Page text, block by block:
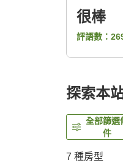
很棒
評語數：
探索本
全部篩選
件
7 種房型